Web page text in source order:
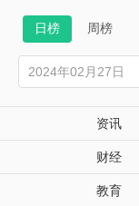
日榜 周榜
资讯
财经
教育